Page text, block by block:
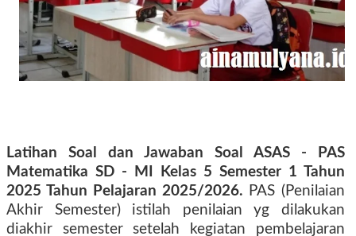
Latihan Soal dan Jawaban Soal ASAS - PAS
Matematika SD - MI Kelas 5 Semester 1 Tahun
2025 Tahun Pelajaran 2025/2026. PAS (Penilaian
Akhir Semester)istilah penilaian yg dilakukan
diakhir semester setelah kegiatan pembelajaran